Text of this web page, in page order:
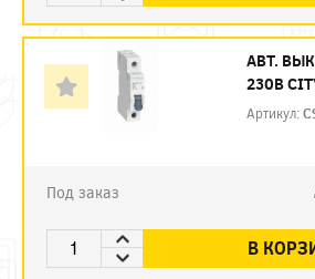
АВТ.
230В
Артикул:
Под заказ
В